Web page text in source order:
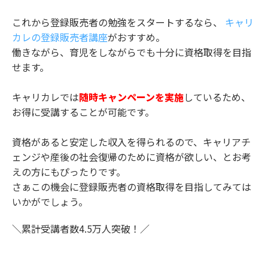
これから登録販売者の勉強をスタートするなら、 キャリ
カレの登録販売者講座がおすすめ。
働きながら、育児をしながらでも十分に資格取得を目指
せます。
キャリカレでは随時キャンペーンを実施しているため、
お得に受講することが可能です。
資格があると安定した収入を得られるので、キャリアチ
ェンジや産後の社会復帰のために資格が欲しい、とお考
えの方にもぴったりです。
さぁこの機会に登録販売者の資格取得を目指してみては
いかがでしょう。
＼累計受講者数4.5万人突破！／